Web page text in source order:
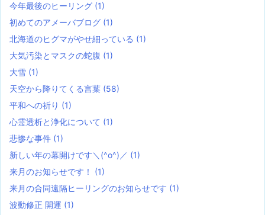
今年最後のヒーリング (1)
初めてのアメーバブログ (1)
北海道のヒグマがやせ細っている (1)
大気汚染とマスクの蛇腹 (1)
大雪 (1)
天空から降りてくる言葉 (58)
平和への祈り (1)
心霊透析と浄化について (1)
悲惨な事件 (1)
新しい年の幕開けです＼(^o^)／ (1)
来月のお知らせです！ (1)
来月の合同遠隔ヒーリングのお知らせです (1)
波動修正 開運 (1)